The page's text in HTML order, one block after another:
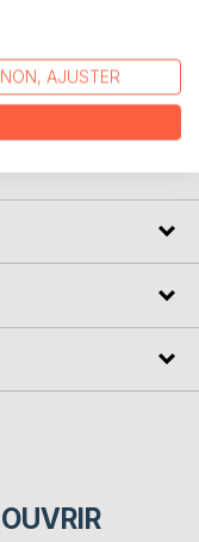
per imparare
a fini di
l'aiuto della forza di
e anche le arti
NON, AJUSTER